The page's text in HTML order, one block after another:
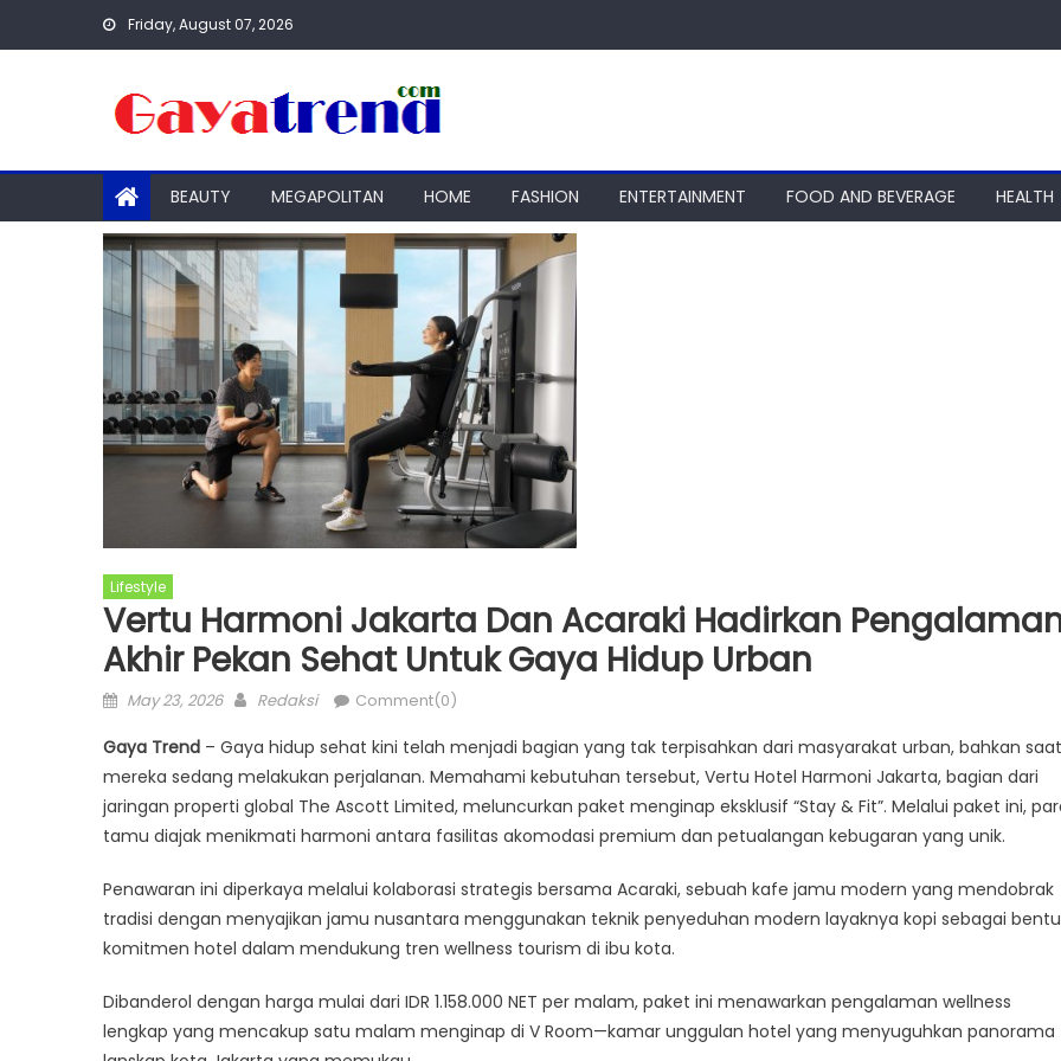
Friday, August 07, 2026
BEAUTY MEGAPOLITAN HOME FASHION ENTERTAINMENT FOOD AND BEVERAGE HEALTH
Lifestyle
Vertu Harmoni Jakarta Dan Acaraki Hadirkan
Akhir Pekan Sehat Untuk Gaya Hidup Urban
Posted
May 23, 2026 Author
Redaksi Comment(0)
Gaya Trend – Gaya hidup sehat kini telah menjadi bagian yang tak terpisahkan dari masyarakat urban, bahkan saat
mereka sedang melakukan perjalanan. Memahami kebutuhan tersebut, Vertu Hotel Harmoni Jakarta, bagian dari
jaringan properti global The Ascott Limited, meluncurkan paket menginap eksklusif “Stay & Fit”. Melalui paket ini,
tamu diajak menikmati harmoni antara fasilitas akomodasi premium dan petualangan kebugaran yang unik.
Penawaran ini diperkaya melalui kolaborasi strategis bersama Acaraki, sebuah kafe jamu modern yang mendobrak
tradisi dengan menyajikan jamu nusantara menggunakan teknik penyeduhan modern layaknya kopi sebagai
komitmen hotel dalam mendukung tren wellness tourism di ibu kota.
Dibanderol dengan harga mulai dari IDR 1.158.000 NET per malam, paket ini menawarkan pengalaman wellness
lengkap yang mencakup satu malam menginap di V Room—kamar unggulan hotel yang menyuguhkan panorama